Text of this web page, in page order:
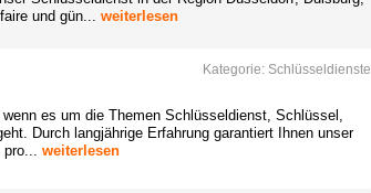
und gün... weiterlesen
Kategorie: Schlüsseldienste
es um die Themen Schlüsseldienst, Schlüssel,
Durch langjährige Erfahrung garantiert Ihnen unser
pro... weiterlesen